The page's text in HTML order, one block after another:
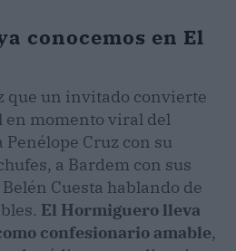
conocemos en El
que un invitado convierte
en momento viral del
Penélope Cruz con su
a Bardem con sus
Cuesta hablando de
El Hormiguero lleva
confesionario amable,